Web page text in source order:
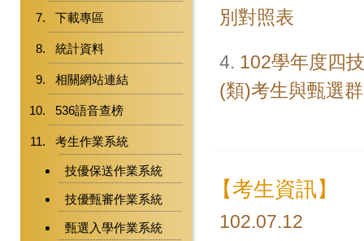
下載專區
統計資料
相關網站連結
536語音查榜
考生作業系統
技優保送作業系統
技優甄審作業系統
甄選入學作業系統
別對照表
4. 102學年度四
(類)考生與甄選
【考生資訊】
102.07.12